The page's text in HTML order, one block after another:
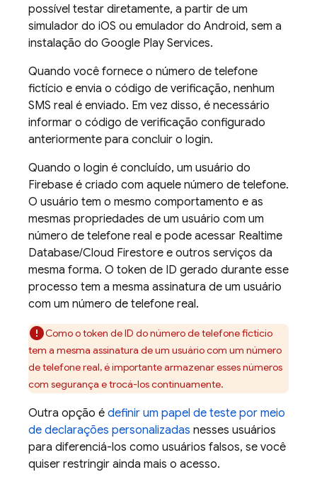
possível testar diretamente, a partir de um
simulador do iOS ou emulador do Android, sem a
instalação do Google Play Services.
Quando você fornece o número de telefone
fictício e envia o código de verificação, nenhum
SMS real é enviado. Em vez disso, é necessário
informar o código de verificação configurado
anteriormente para concluir o login.
Quando o login é concluído, um usuário do
Firebase é criado com aquele número de telefone.
O usuário tem o mesmo comportamento e as
mesmas propriedades de um usuário com um
número de telefone real e pode acessar Realtime
Database/Cloud Firestore e outros serviços da
mesma forma. O token de ID gerado durante esse
processo tem a mesma assinatura de um usuário
com um número de telefone real.
Como o token de ID do número de telefone fictício
tem a mesma assinatura de um usuário com um número
de telefone real, é importante armazenar esses números
com segurança e trocá-los continuamente.
Outra opção é definir um papel de teste por meio
de declarações personalizadas nesses usuários
para diferenciá-los como usuários falsos, se você
quiser restringir ainda mais o acesso.